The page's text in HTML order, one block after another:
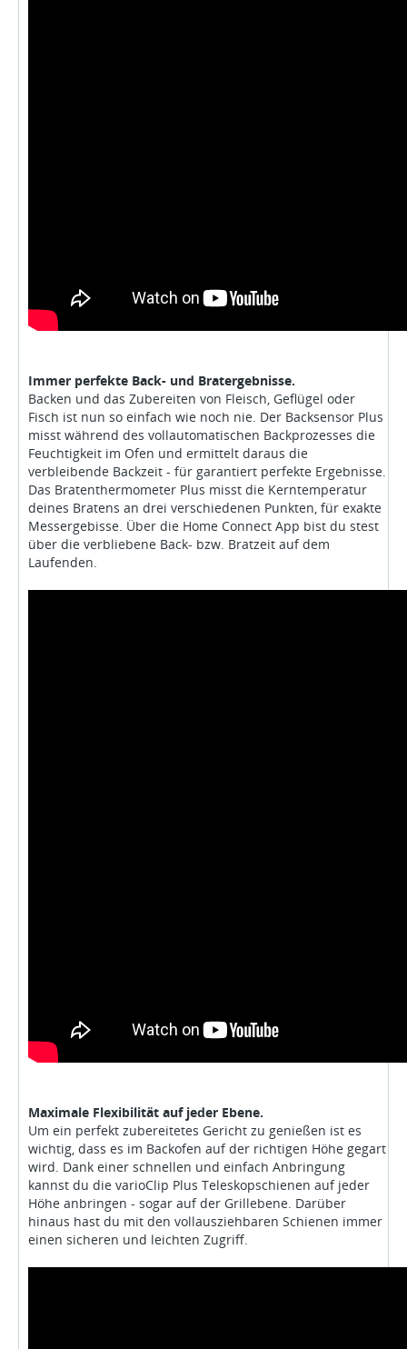
Immer perfekte Back- und Bratergebnisse.
Backen und das Zubereiten von Fleisch, Geflügel oder
Fisch ist nun so einfach wie noch nie. Der Backsensor Plus
misst während des vollautomatischen Backprozesses die
Feuchtigkeit im Ofen und ermittelt daraus die
verbleibende Backzeit - für garantiert perfekte Ergebnisse.
Das Bratenthermometer Plus misst die Kerntemperatur
deines Bratens an drei verschiedenen Punkten, für exakte
Messergebisse. Über die Home Connect App bist du stest
über die verbliebene Back- bzw. Bratzeit auf dem
Laufenden.
Maximale Flexibilität auf jeder Ebene.
Um ein perfekt zubereitetes Gericht zu genießen ist es
wichtig, dass es im Backofen auf der richtigen Höhe gegart
wird. Dank einer schnellen und einfach Anbringung
kannst du die varioClip Plus Teleskopschienen auf jeder
Höhe anbringen - sogar auf der Grillebene. Darüber
hinaus hast du mit den vollausziehbaren Schienen immer
einen sicheren und leichten Zugriff.